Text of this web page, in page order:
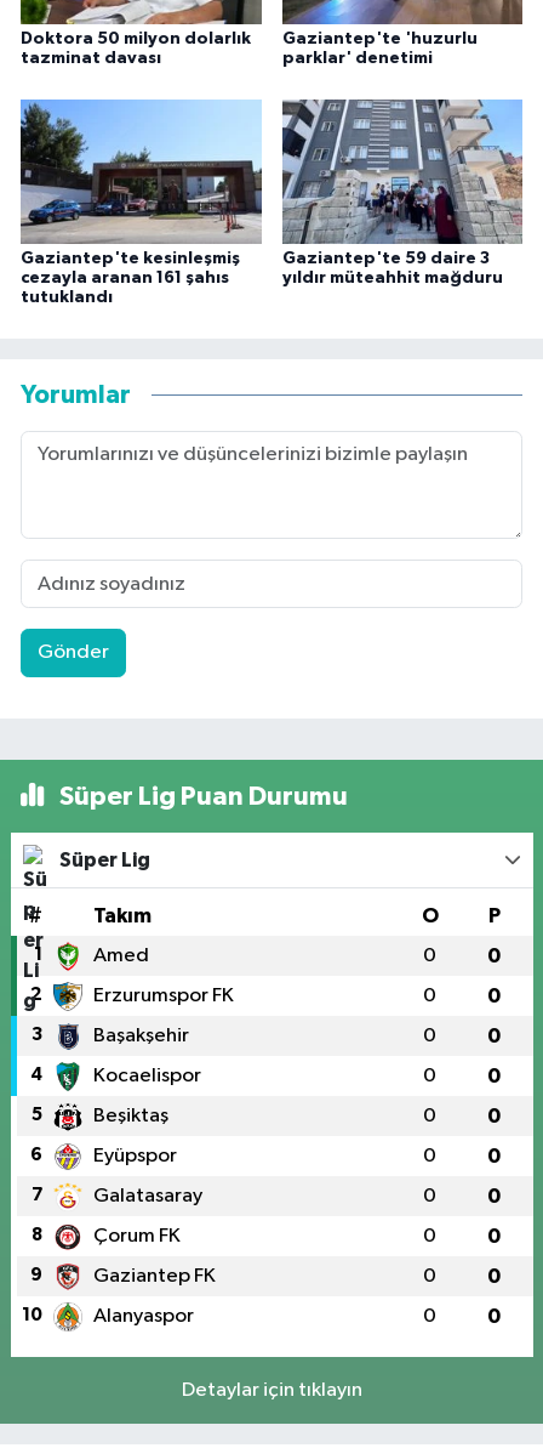
Doktora 50 milyon dolarlık
tazminat davası
Gaziantep'te 'huzurlu
parklar' denetimi
Gaziantep'te kesinleşmiş
cezayla aranan 161 şahıs
tutuklandı
Gaziantep'te 59 daire 3
yıldır müteahhit mağduru
Yorumlar
Gönder
Süper Lig Puan Durumu
Süper Lig
# Takım O P
1 Amed 0 0
2 Erzurumspor FK 0 0
3 Başakşehir 0 0
4 Kocaelispor 0 0
5 Beşiktaş 0 0
6 Eyüpspor 0 0
7 Galatasaray 0 0
8 Çorum FK 0 0
9 Gaziantep FK 0 0
10 Alanyaspor 0 0
Detaylar için tıklayın